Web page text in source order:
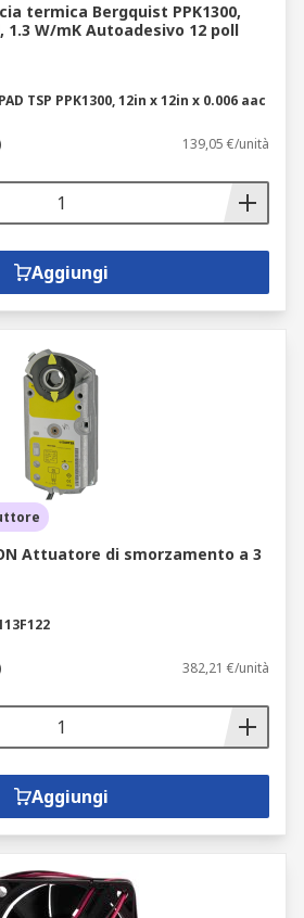
termica Bergquist PPK1300,
1.3 W/mK Autoadesivo 12 poll
TSP PPK1300, 12in x 12in x 0.006 aac
139,05 €/unità
Aggiungi
Attuatore di smorzamento a 3
382,21 €/unità
Aggiungi